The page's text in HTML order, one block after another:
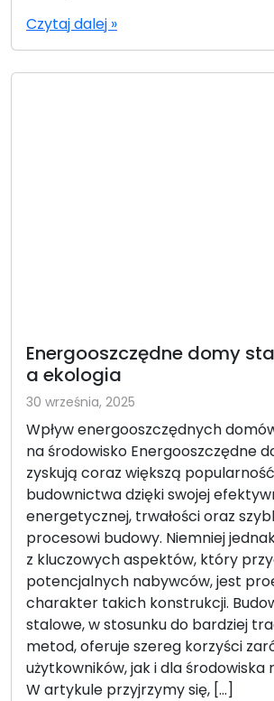
Czytaj dalej »
Energooszczędne domy
a ekologia
30 września, 2025
Wpływ energooszczędnych
na środowisko Energooszczędne
zyskują coraz większą
budownictwa dzięki swojej
energetycznej, trwałości oraz
procesowi budowy. Niemniej
z kluczowych aspektów, który
potencjalnych nabywców, jest
charakter takich konstrukcji.
stalowe, w stosunku do bardziej
metod, oferuje szereg korzyści
użytkowników, jak i dla środowiska
W artykule przyjrzymy się, […]